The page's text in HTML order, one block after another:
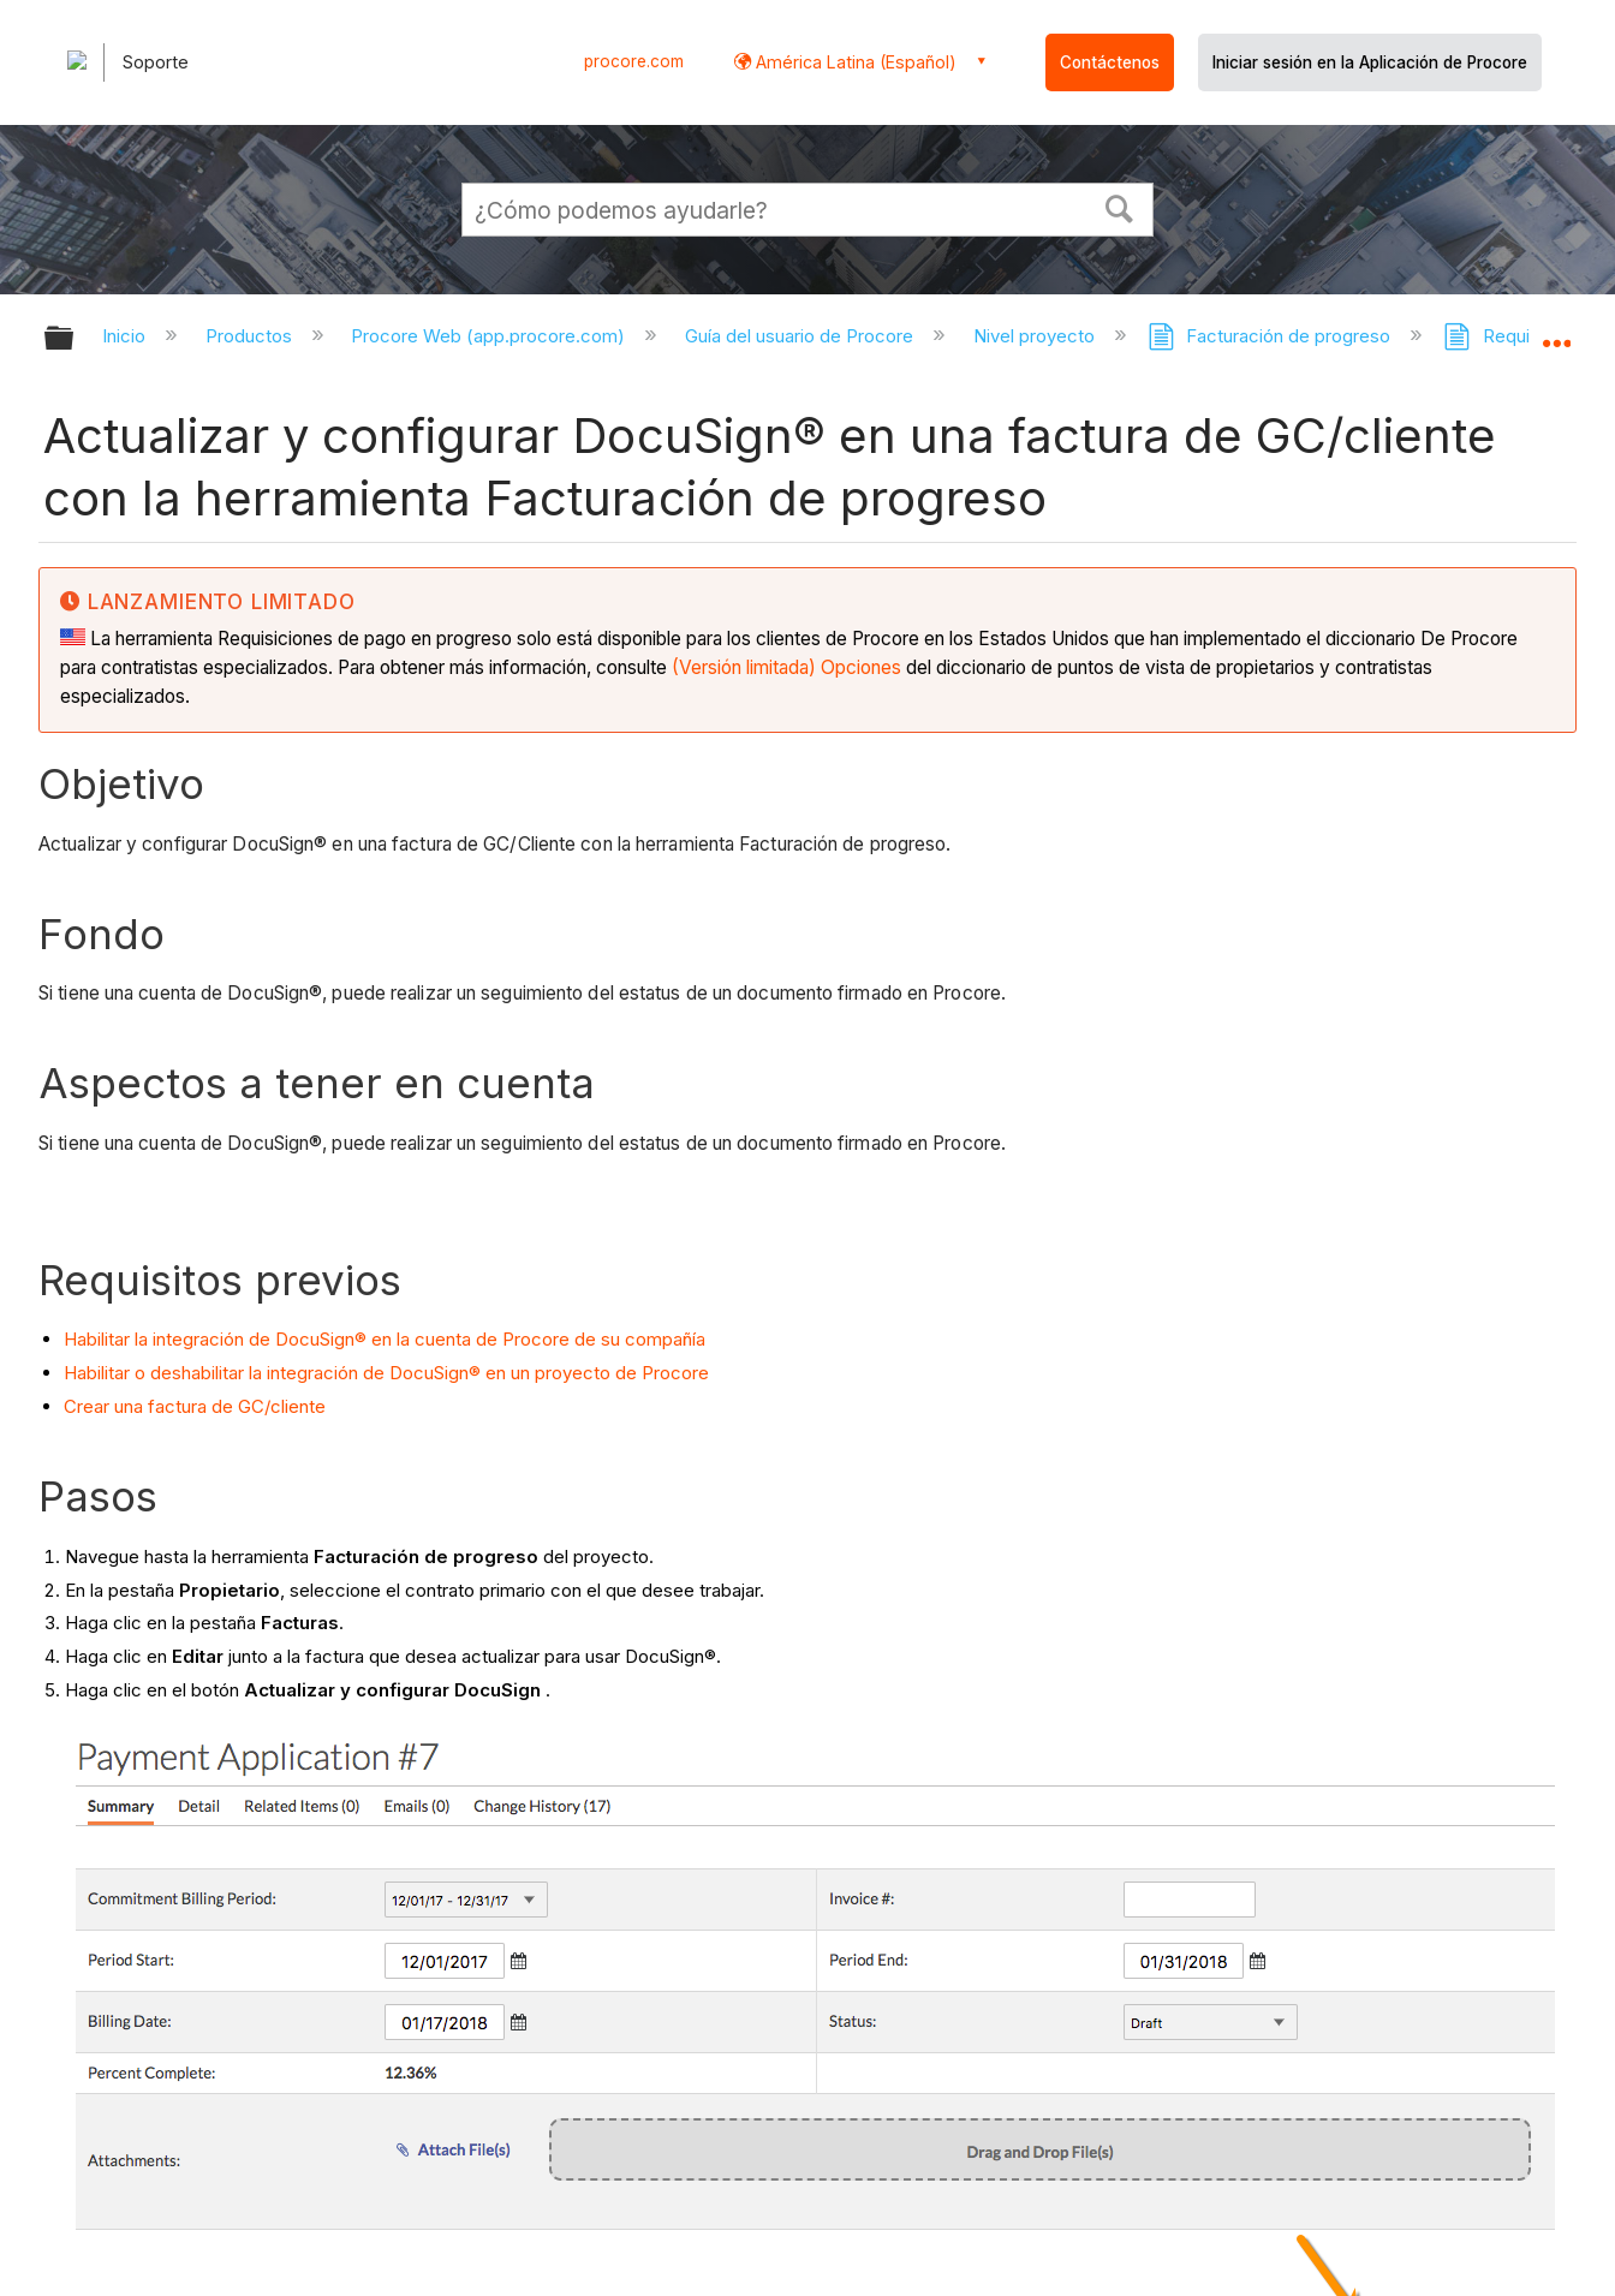
Soporte procore.com América Latina (Español) Contáctenos Iniciar sesión en la Aplicación de Procore
Expandir/contraer jerarquía global
Inicio Productos Procore Web (app.procore.com) Guía del usuario de Procore Nivel proyecto Facturación de progreso Requisiciones
Actualizar y configurar DocuSign® en una factura de GC/cliente
con la herramienta Facturación de progreso
LANZAMIENTO LIMITADO
La herramienta Requisiciones de pago en progreso solo está disponible para los clientes de Procore en los Estados Unidos que han implementado el diccionario De Procore
para contratistas especializados. Para obtener más información, consulte (Versión limitada) Opciones del diccionario de puntos de vista de propietarios y contratistas
especializados.
Objetivo
Actualizar y configurar DocuSign® en una factura de GC/Cliente con la herramienta Facturación de progreso.
Fondo
Si tiene una cuenta de DocuSign®, puede realizar un seguimiento del estatus de un documento firmado en Procore.
Aspectos a tener en cuenta
Si tiene una cuenta de DocuSign®, puede realizar un seguimiento del estatus de un documento firmado en Procore.
Requisitos previos
Habilitar la integración de DocuSign® en la cuenta de Procore de su compañía
Habilitar o deshabilitar la integración de DocuSign® en un proyecto de Procore
Crear una factura de GC/cliente
Pasos
Navegue hasta la herramienta Facturación de progreso del proyecto.
En la pestaña Propietario , seleccione el contrato primario con el que desee trabajar.
Haga clic en la pestaña Facturas.
Haga clic en Editar junto a la factura que desea actualizar para usar DocuSign®.
Haga clic en el botón Actualizar y configurar DocuSign .